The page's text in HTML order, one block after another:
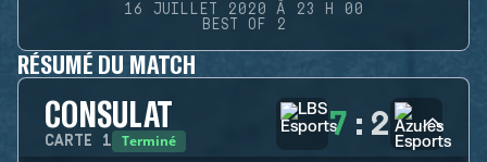
16 JUILLET 2020 À 23 H 00
BEST OF 2
RÉSUMÉ DU MATCH
CONSULAT
CARTE 1 Terminé 7 : 2